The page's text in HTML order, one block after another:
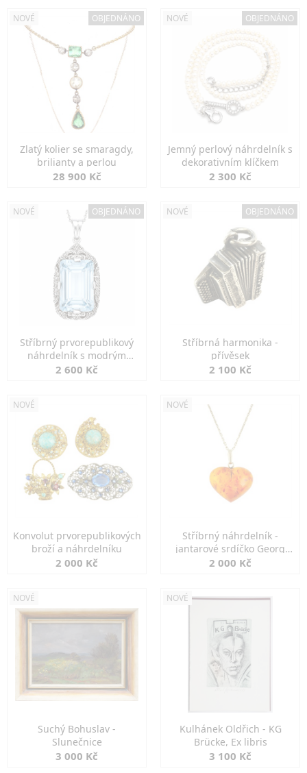
NOVÉ OBJEDNÁNO
Zlatý kolier se smaragdy,
brilianty a perlou
28 900 Kč
NOVÉ OBJEDNÁNO
Jemný perlový náhrdelník s
dekorativním klíčkem
2 300 Kč
NOVÉ OBJEDNÁNO
Stříbrný prvorepublikový
náhrdelník s modrým
spinelem
2 600 Kč
NOVÉ OBJEDNÁNO
Stříbrná harmonika -
přívěsek
2 100 Kč
NOVÉ
Konvolut prvorepublikových
broží a náhrdelníku
2 000 Kč
NOVÉ
Stříbrný náhrdelník -
jantarové srdíčko Georg
Kramer
2 000 Kč
NOVÉ
Suchý Bohuslav -
Slunečnice
3 000 Kč
NOVÉ
Kulhánek Oldřich - KG
Brücke, Ex libris
3 100 Kč